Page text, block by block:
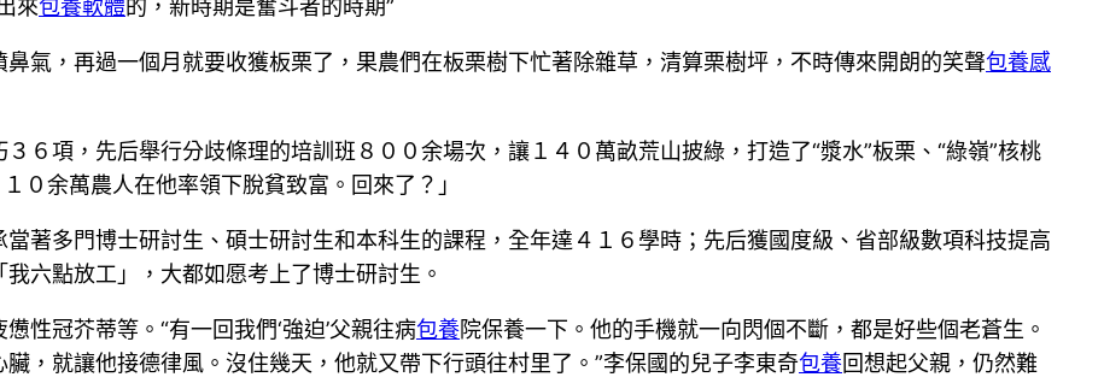
來包養軟體的，新時期是奮斗者的時期”
，再過一個月就要收獲板栗了，果農們在板栗樹下忙著除雜草，清算栗樹坪，不時傳來開朗的笑聲包養感
項，先后舉行分歧條理的培訓班８００余場次，讓１４０萬畝荒山披綠，打造了“漿水”板栗、“綠嶺”核桃
０余萬農人在他率領下脫貧致富。回來了？」
多門博士研討生、碩士研討生和本科生的課程，全年達４１６學時；先后獲國度級、省部級數項科技提高
六點放工」，大都如愿考上了博士研討生。
冠芥蒂等。“有一回我們‘強迫’父親往病包養院保養一下。他的手機就一向閃個不斷，都是好些個老蒼生。
，就讓他接德律風。沒住幾天，他就又帶下行頭往村里了。”李保國的兒子李東奇包養回想起父親，仍然難